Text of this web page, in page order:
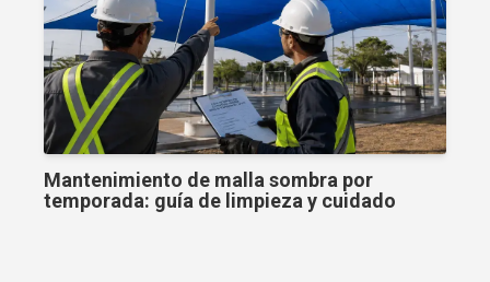
Mantenimiento de malla sombra por
temporada: guía de limpieza y cuidado